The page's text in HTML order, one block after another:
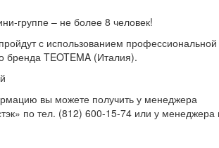
группе – не более 8 человек!
с использованием профессиональной
бренда TEOTEMA (Италия).
вы можете получить у менеджера
по тел. (812) 600-15-74 или у менеджера